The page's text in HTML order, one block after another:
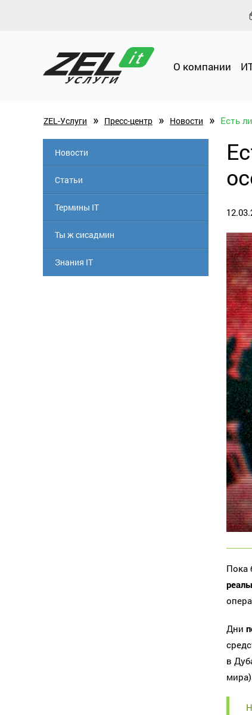
О компании
ZEL-Услуги » Пресс-центр » Новости » Есть
Новости
Статьи
Термины IT
Ты ж сисадмин
Знания IT
Пока
Дни
в